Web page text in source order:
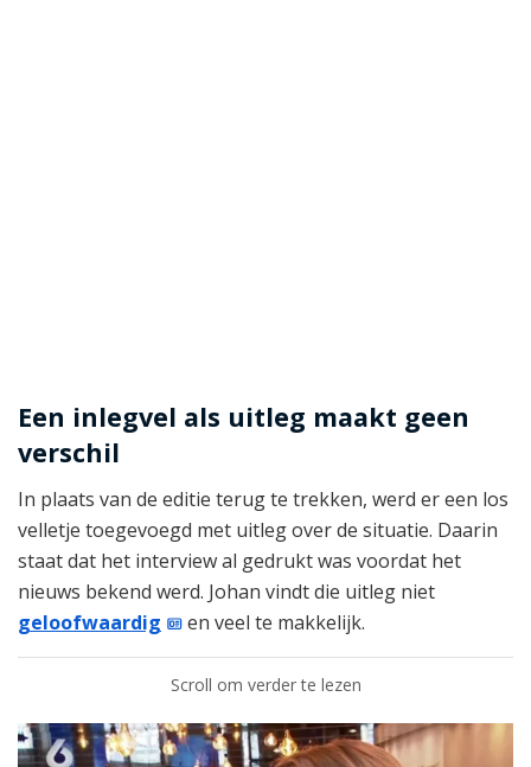
Een inlegvel als uitleg maakt geen
verschil
In plaats van de editie terug te trekken, werd er een los
velletje toegevoegd met uitleg over de situatie. Daarin
staat dat het interview al gedrukt was voordat het
nieuws bekend werd. Johan vindt die uitleg niet
geloofwaardig
en veel te makkelijk.
Scroll om verder te lezen